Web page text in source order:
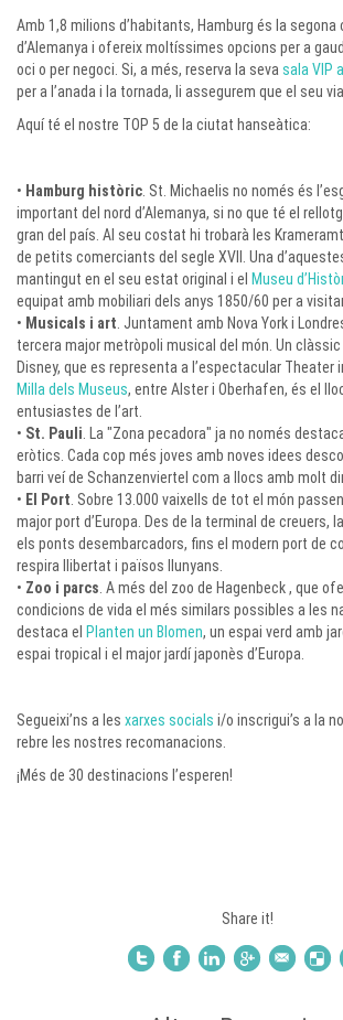
Amb 1,8 milions d’habitants, Hamburg és la
d’Alemanya i ofereix moltíssimes opcions per a
oci o per negoci. Si, a més, reserva la seva sala VIP
per a l’anada i la tornada, li assegurem que el seu
Aquí té el nostre TOP 5 de la ciutat hanseàtica:
• Hamburg històric . St. Michaelis no només és
important del nord d’Alemanya, si no que té el
gran del país. Al seu costat hi trobarà les
de petits comerciants del segle XVII. Una
mantingut en el seu estat original i el Museu
equipat amb mobiliari dels anys 1850/60 per a
• Musicals i art . Juntament amb Nova York i
tercera major metròpoli musical del món. Un clàssic
Disney, que es representa a l’espectacular Theater
Milla dels Museus, entre Alster i Oberhafen, és el
entusiastes de l’art.
• St. Pauli . La "Zona pecadora" ja no només
eròtics. Cada cop més joves amb noves idees
barri veí de Schanzenviertel com a llocs amb molt
• El Port . Sobre 13.000 vaixells de tot el món
major port d’Europa. Des de la terminal de creuers,
els ponts desembarcadors, fins el modern port de
respira llibertat i països llunyans.
• Zoo i parcs . A més del zoo de Hagenbeck , que
condicions de vida el més similars possibles a les
destaca el Planten un Blomen, un espai verd amb
espai tropical i el major jardí japonès d’Europa.
Segueixi’ns a les xarxes socials i/o inscrigui’s a la
rebre les nostres recomanacions.
¡Més de 30 destinacions l’esperen!
Share it!